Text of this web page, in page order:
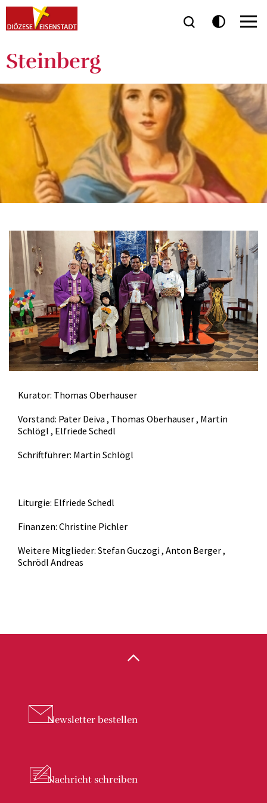
Steinberg
Kurator: Thomas Oberhauser
Vorstand: Pater Deiva , Thomas Oberhauser , Martin
Schlögl , Elfriede Schedl
Schriftführer: Martin Schlögl
Liturgie: Elfriede Schedl
Finanzen: Christine Pichler
Weitere Mitglieder: Stefan Guczogi , Anton Berger ,
Schrödl Andreas
Newsletter bestellen
Nachricht schreiben